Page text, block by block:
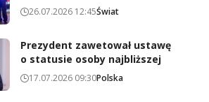
26.07.2026 12:45Świat
Prezydent zawetował ustawę
o statusie osoby najbliższej
17.07.2026 09:30Polska